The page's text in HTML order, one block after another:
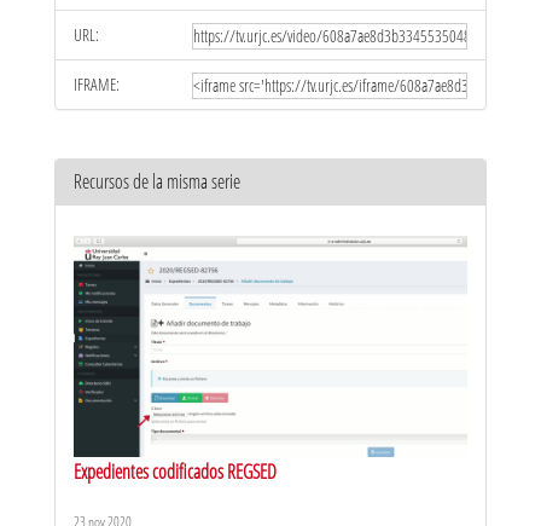
URL:
IFRAME:
Recursos de la misma serie
Expedientes codificados REGSED
23 nov 2020